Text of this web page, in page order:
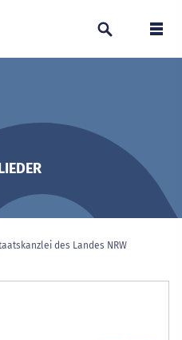
Suchen
des Landes NRW